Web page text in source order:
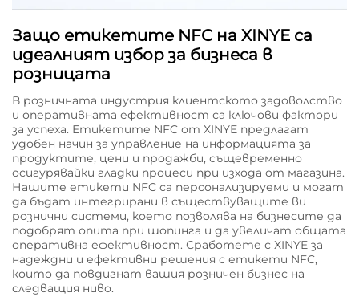
Защо етикетите NFC на XINYE са
идеалният избор за бизнеса в
розницата
В розничната индустрия клиентското задоволство
и оперативната ефективност са ключови фактори
за успеха. Етикетите NFC от XINYE предлагат
удобен начин за управление на информацията за
продуктите, цени и продажби, същевременно
осигурявайки гладки процеси при изхода от магазина.
Нашите етикети NFC са персонализируеми и могат
да бъдат интегрирани в съществуващите ви
рознични системи, което позволява на бизнесите да
подобрят опита при шопинга и да увеличат общата
оперативна ефективност. Сработете с XINYE за
надеждни и ефективни решения с етикети NFC,
които да повдигнат вашия розничен бизнес на
следващия ниво.